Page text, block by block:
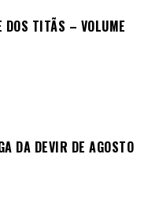
DOS TITÃS – VOLUME
DA DEVIR DE AGOSTO